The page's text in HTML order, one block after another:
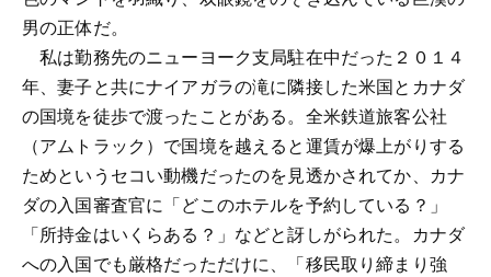
男の正体だ。
私は勤務先のニューヨーク支局駐在中だった２０１４
年、妻子と共にナイアガラの滝に隣接した米国とカナダ
の国境を徒歩で渡ったことがある。全米鉄道旅客公社
（アムトラック）で国境を越えると運賃が爆上がりする
ためというセコい動機だったのを見透かされてか、カナ
ダの入国審査官に「どこのホテルを予約している？」
「所持金はいくらある？」などと訝しがられた。カナダ
への入国でも厳格だっただけに、「移民取り締まり強